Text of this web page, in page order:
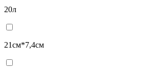
20л
21см*7,4см